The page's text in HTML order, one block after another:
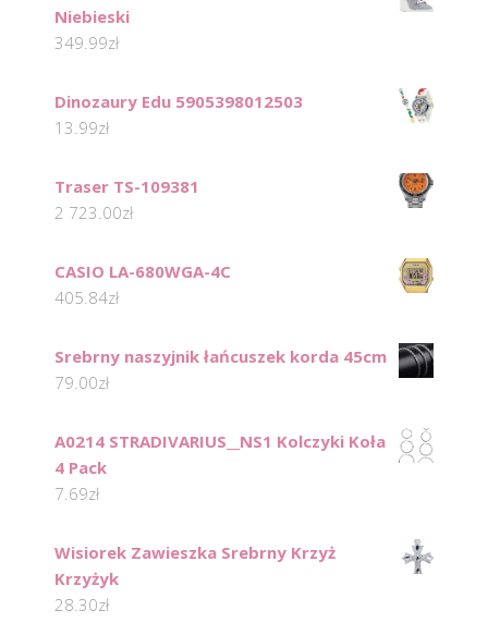
Niebieski
349.99zł
Dinozaury Edu 5905398012503
13.99zł
Traser TS-109381
2 723.00zł
CASIO LA-680WGA-4C
405.84zł
Srebrny naszyjnik łańcuszek korda 45cm
79.00zł
A0214 STRADIVARIUS__NS1 Kolczyki Koła
4 Pack
7.69zł
Wisiorek Zawieszka Srebrny Krzyż
Krzyżyk
28.30zł